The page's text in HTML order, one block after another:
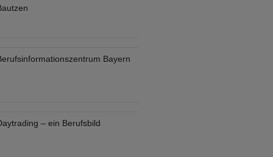
Bayern
– ein Berufsbild